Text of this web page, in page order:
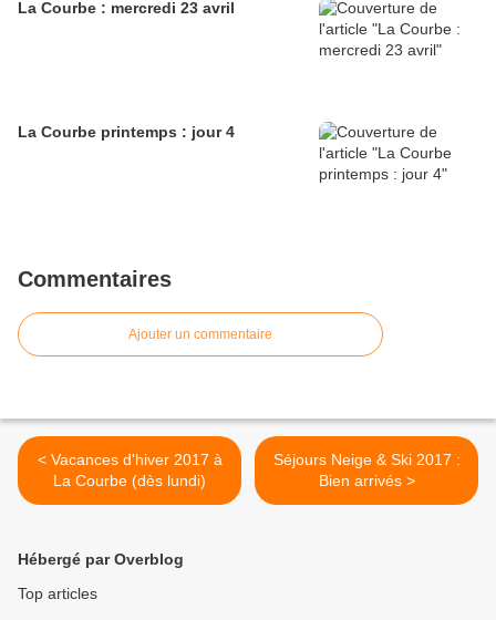
La Courbe : mercredi 23 avril
La Courbe printemps : jour 4
Commentaires
Ajouter un commentaire
< Vacances d'hiver 2017 à
La Courbe (dès lundi)
Séjours Neige & Ski 2017 :
Bien arrivés >
Hébergé par Overblog
Top articles